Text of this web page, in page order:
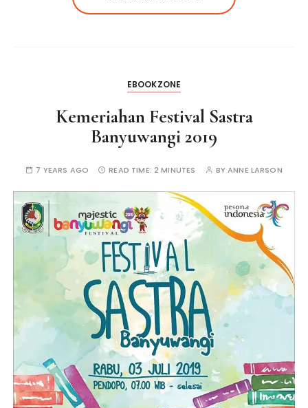
EBOOKZONE
Kemeriahan Festival Sastra
Banyuwangi 2019
7 YEARS AGO READ TIME: 2 MINUTES BYANNE LARSON